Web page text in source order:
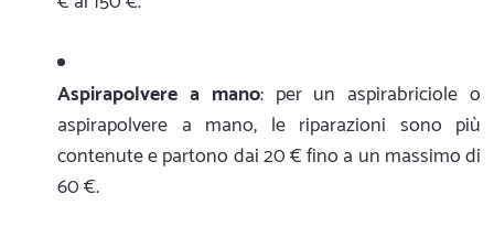
Aspirapolvere a mano: per un aspirabriciole o
aspirapolvere a mano, le riparazioni sono più
contenute e partono dai 20 € fino a un massimo di
60 €.